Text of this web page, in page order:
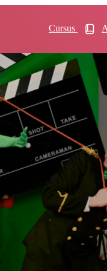
Cursus